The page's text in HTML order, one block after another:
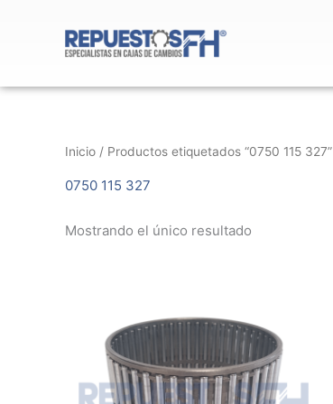
Inicio / Productos etiquetados “0750 115 327”
0750 115 327
Mostrando el único resultado